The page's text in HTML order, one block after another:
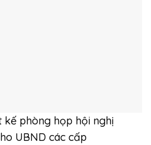
kế phòng họp hội nghị
UBND các cấp